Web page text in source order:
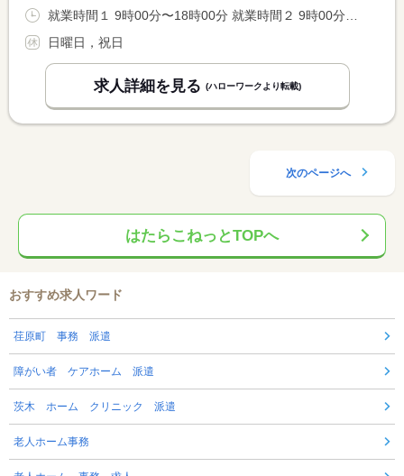
日曜日，祝日
求人詳細を見る (ハローワークより転載)
次のページへ
はたらこねっとTOPへ
おすすめ求人ワード
荏原町 事務 派遣
障がい者 ケアホーム 派遣
茨木 ホーム クリニック 派遣
老人ホーム事務